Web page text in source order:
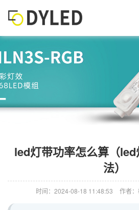
led灯带功率怎么算（
法）
时间：2024-08-18 11:48:53 作者